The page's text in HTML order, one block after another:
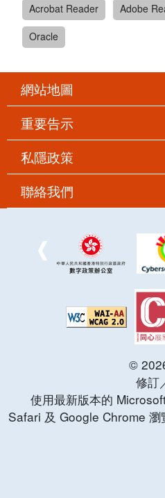
Acrobat Reader
Adobe
Oracle
網站地圖
重要告示
私隱政策
聯絡我們
©
修訂
使用最新版本的
Safari 及 Google Chrome 瀏